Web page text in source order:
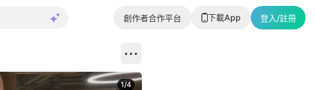
創作者合作平台 下載App 登入/註冊
1/4